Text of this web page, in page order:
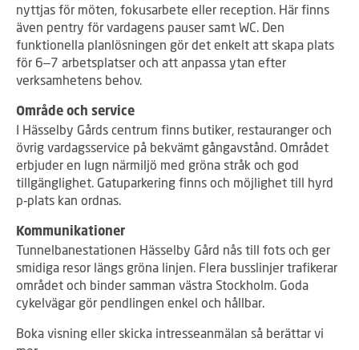
nyttjas för möten, fokusarbete eller reception. Här finns
även pentry för vardagens pauser samt WC. Den
funktionella planlösningen gör det enkelt att skapa plats
för 6–7 arbetsplatser och att anpassa ytan efter
verksamhetens behov.
Område och service
I Hässelby Gårds centrum finns butiker, restauranger och
övrig vardagsservice på bekvämt gångavstånd. Området
erbjuder en lugn närmiljö med gröna stråk och god
tillgänglighet. Gatuparkering finns och möjlighet till hyrd
p‑plats kan ordnas.
Kommunikationer
Tunnelbanestationen Hässelby Gård nås till fots och ger
smidiga resor längs gröna linjen. Flera busslinjer trafikerar
området och binder samman västra Stockholm. Goda
cykelvägar gör pendlingen enkel och hållbar.
Boka visning eller skicka intresseanmälan så berättar vi